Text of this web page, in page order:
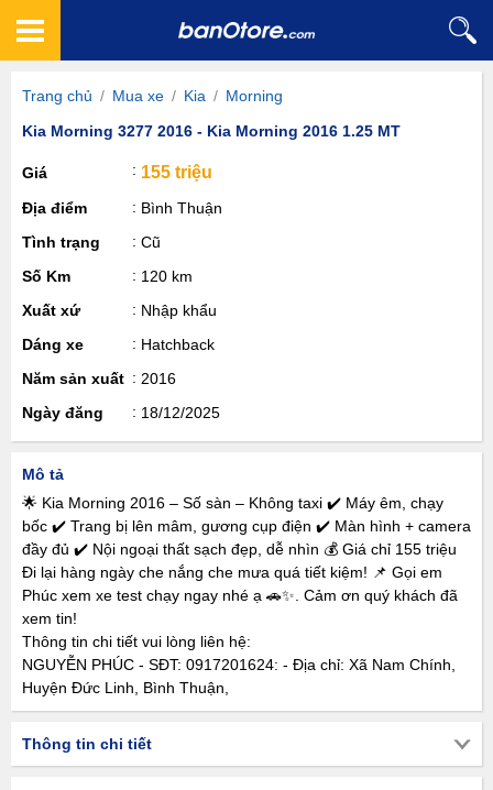
Trang chủ / Mua xe / Kia / Morning
Kia Morning 3277 2016 - Kia Morning 2016 1.25 MT
Giá 155 triệu
Địa điểm
Bình Thuận
Tình trạng
Cũ
Số Km
120 km
Xuất xứ
Nhập khẩu
Dáng xe
Hatchback
Năm sản xuất
2016
Ngày đăng
18/12/2025
Mô tả
🌟 Kia Morning 2016 – Số sàn – Không taxi ✔️ Máy êm, chạy
bốc ✔️ Trang bị lên mâm, gương cụp điện ✔️ Màn hình + camera
đầy đủ ✔️ Nội ngoại thất sạch đẹp, dễ nhìn 💰 Giá chỉ 155 triệu
Đi lại hàng ngày che nắng che mưa quá tiết kiệm! 📌 Gọi em
Phúc xem xe test chạy ngay nhé ạ 🚗✨. Cảm ơn quý khách đã
xem tin!
Thông tin chi tiết vui lòng liên hệ:
NGUYỄN PHÚC - SĐT: 0917201624: - Địa chỉ: Xã Nam Chính,
Huyện Đức Linh, Bình Thuận,
Thông tin chi tiết